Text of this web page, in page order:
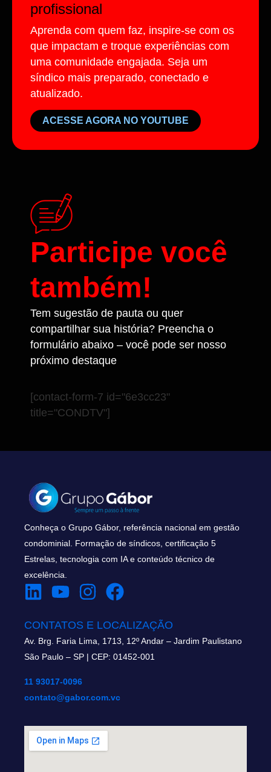
profissional
Aprenda com quem faz, inspire-se com os
que impactam e troque experiências com
uma comunidade engajada. Seja um
síndico mais preparado, conectado e
atualizado.
ACESSE AGORA NO YOUTUBE
Participe você
também!
Tem sugestão de pauta ou quer
compartilhar sua história? Preencha o
formulário abaixo – você pode ser nosso
próximo destaque
[contact-form-7 id="6e3cc23"
title="CONDTV"]
Conheça o Grupo Gábor, referência nacional em gestão
condominial. Formação de síndicos, certificação 5
Estrelas, tecnologia com IA e conteúdo técnico de
excelência.
CONTATOS E LOCALIZAÇÃO
Av. Brg. Faria Lima, 1713, 12º Andar – Jardim Paulistano
São Paulo – SP | CEP: 01452-001
11 93017-0096
contato@gabor.com.vc